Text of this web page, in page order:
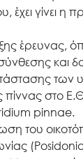
γίνει η
έρευνας,
και
πίννας στο
pinnae.
του